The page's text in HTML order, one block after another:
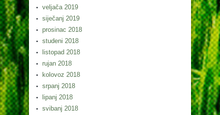
veljača 2019
siječanj 2019
prosinac 2018
studeni 2018
listopad 2018
rujan 2018
kolovoz 2018
srpanj 2018
lipanj 2018
svibanj 2018